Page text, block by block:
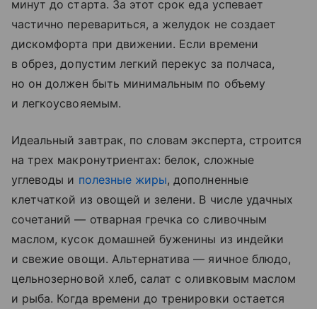
минут до старта. За этот срок еда успевает
частично перевариться, а желудок не создает
дискомфорта при движении. Если времени
в обрез, допустим легкий перекус за полчаса,
но он должен быть минимальным по объему
и легкоусвояемым.
Идеальный завтрак, по словам эксперта, строится
на трех макронутриентах: белок, сложные
углеводы и полезные жиры, дополненные
клетчаткой из овощей и зелени. В числе удачных
сочетаний — отварная гречка со сливочным
маслом, кусок домашней буженины из индейки
и свежие овощи. Альтернатива — яичное блюдо,
цельнозерновой хлеб, салат с оливковым маслом
и рыба. Когда времени до тренировки остается